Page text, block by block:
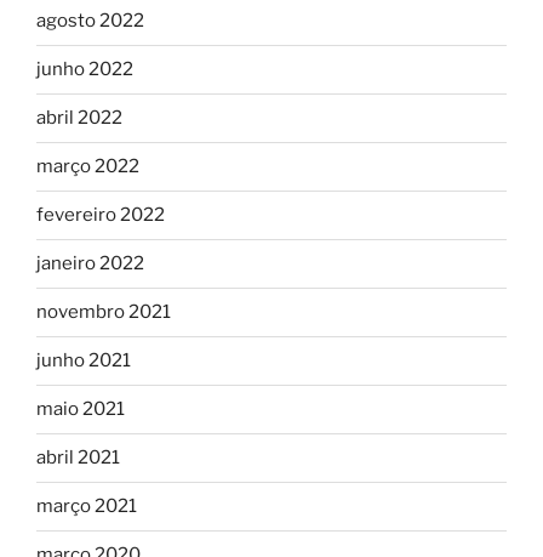
agosto 2022
junho 2022
abril 2022
março 2022
fevereiro 2022
janeiro 2022
novembro 2021
junho 2021
maio 2021
abril 2021
março 2021